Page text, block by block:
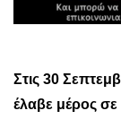
Στις 30
έλαβε μέρος σε